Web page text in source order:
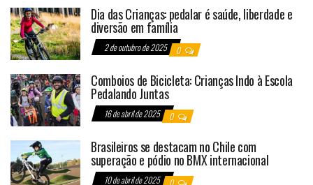
Dia das Crianças: pedalar é saúde, liberdade e
diversão em família
2 de outubro de 2025 0
Comboios de Bicicleta: Crianças Indo à Escola
Pedalando Juntas
16 de abril de 2025 0
Brasileiros se destacam no Chile com
superação e pódio no BMX internacional
10 de abril de 2025 0